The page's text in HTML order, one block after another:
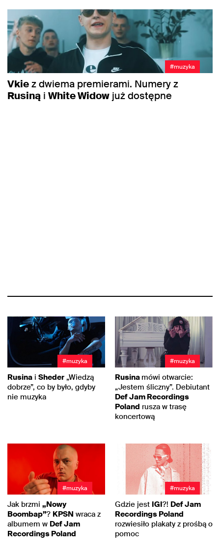
#muzyka
Vkiez dwiema premierami. Numery z
Rusiną i White Widow już dostępne
#muzyka
Rusina i Sheder „Wiedzą
dobrze”, co by było, gdyby
nie muzyka
#muzyka
Rusina mówi otwarcie:
„Jestem śliczny”. Debiutant
Def Jam Recordings
Poland rusza w trasę
koncertową
#muzyka
Jak brzmi „Nowy
Boombap”? KPSN wraca z
albumem w Def Jam
Recordings Poland
#muzyka
Gdzie jest IGI?! Def Jam
Recordings Poland
rozwiesiło plakaty z prośbą o
pomoc